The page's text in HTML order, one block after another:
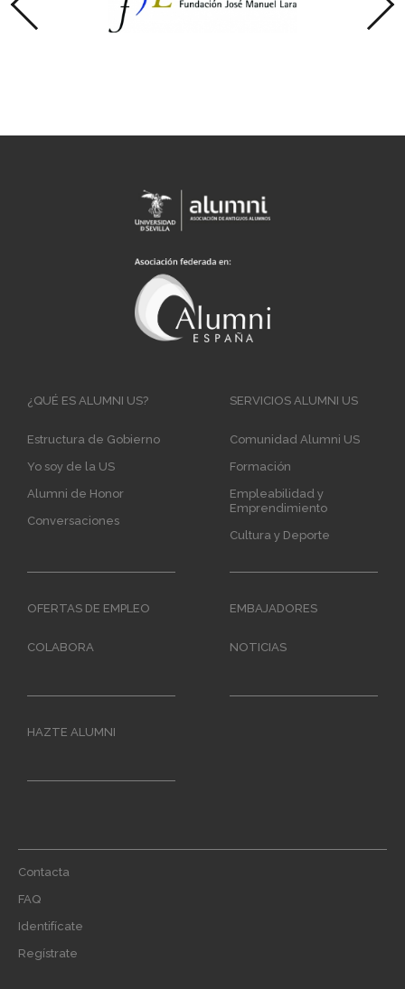
Main
¿QUÉ ES ALUMNI US?
Estructura de Gobierno
Yo soy de la US
Alumni de Honor
Conversaciones
SERVICIOS ALUMNI US
Comunidad Alumni US
Formación
Empleabilidad y
Emprendimiento
Cultura y Deporte
OFERTAS DE EMPLEO EMBAJADORES
COLABORA NOTICIAS
HAZTE ALUMNI
Footer
menu
Contacta
FAQ
Identifícate
Regístrate